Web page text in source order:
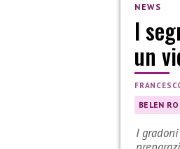
NEWS
I
un
BELEN
I